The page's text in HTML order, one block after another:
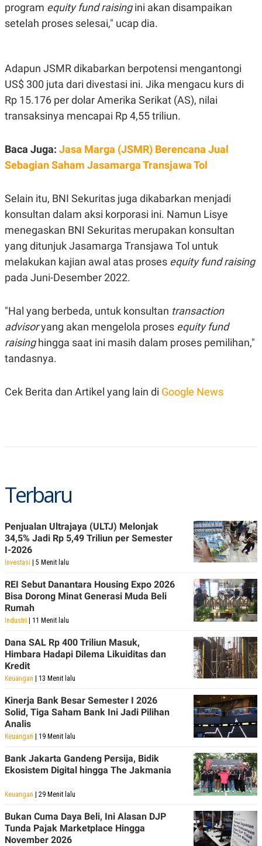
A
T
G
E
K
O
T
A
N
L
I
S
U
S
JARINGAN
K
N
T
A
N
C
A
D
Y
P
E
S
S
R
L
E
A
.
I
D
L
A
N
A
K
I
N
J
P
A
R
D
V
T
I
S
N
K
G
M
E
I
A
.
I
D
SITEMAP
PEDOMAN
PEMBERITAAN
SIBER
POLICY
program equity fund raisingini akan disampaikan
setelah proses selesai," ucap dia.
Adapun JSMR dikabarkan berpotensi mengantongi
US$ 300 juta dari divestasi ini. Jika mengacu kurs di
Rp 15.176 per dolar Amerika Serikat (AS), nilai
transaksinya mencapai Rp 4,55 triliun.
Baca Juga: Jasa Marga (JSMR) Berencana Jual
Sebagian Saham Jasamarga Transjawa Tol
Selain itu, BNI Sekuritas juga dikabarkan menjadi
konsultan dalam aksi korporasi ini. Namun Lisye
menegaskan BNI Sekuritas merupakan konsultan
yang ditunjuk Jasamarga Transjawa Tol untuk
melakukan kajian awal atas proses equity fund raising
pada Juni-Desember 2022.
"Hal yang berbeda, untuk konsultan transaction
advisoryang akan mengelola proses equity fund
raisinghingga saat ini masih dalam proses pemilihan,"
tandasnya.
Cek Berita dan Artikel yang lain di Google News
Terbaru
Penjualan Ultrajaya (ULTJ) Melonjak
34,5% Jadi Rp 5,49 Triliun per Semester
I-2026
Investasi | 5 Menit lalu
REI Sebut Danantara Housing Expo 2026
Bisa Dorong Minat Generasi Muda Beli
Rumah
Industri | 11 Menit lalu
Dana SAL Rp 400 Triliun Masuk,
Himbara Hadapi Dilema Likuiditas dan
Kredit
Keuangan | 13 Menit lalu
Kinerja Bank Besar Semester I 2026
Solid, Tiga Saham Bank Ini Jadi Pilihan
Analis
Keuangan | 19 Menit lalu
Bank Jakarta Gandeng Persija, Bidik
Ekosistem Digital hingga The Jakmania
Keuangan | 29 Menit lalu
Bukan Cuma Daya Beli, Ini Alasan DJP
Tunda Pajak Marketplace Hingga
November 2026